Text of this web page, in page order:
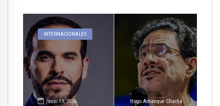
INTERNACIONALES
junio 19, 2026 Hugo Amanque Chaiña